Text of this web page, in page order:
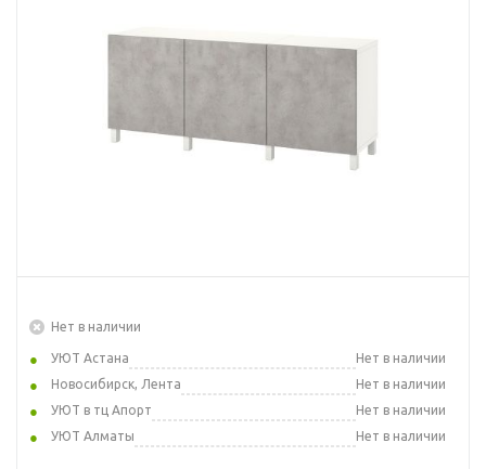
Нет в наличии
УЮТ Астана
Нет в наличии
Новосибирск, Лента
Нет в наличии
УЮТ в тц Апорт
Нет в наличии
УЮТ Алматы
Нет в наличии